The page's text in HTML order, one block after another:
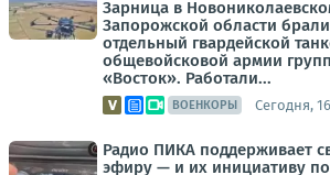
Зарница в
Запорожской области
отдельный гвардейской
общевойсковой армии
«Восток». Работали...
ВОЕНКОРЫ Сегодня,
Радио ПИКА поддерживает
эфиру — и их инициативу